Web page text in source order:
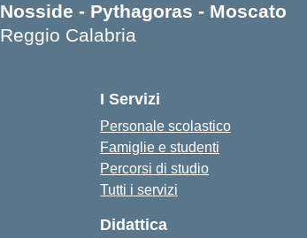
Nosside - Pythagoras - Moscato
Reggio Calabria
I Servizi
Personale scolastico
Famiglie e studenti
Percorsi di studio
Tutti i servizi
Didattica